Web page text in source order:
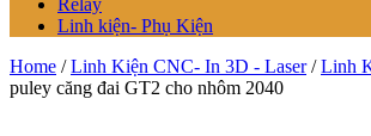
Relay
Linh kiện- Phụ Kiện
Home /Linh Kiện CNC- In 3D - Laser/Linh
puley căng đai GT2 cho nhôm 2040